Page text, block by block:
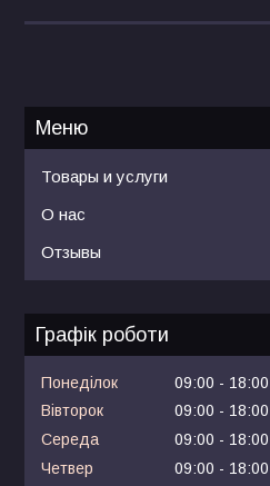
Товары и услуги
О нас
Отзывы
Графік роботи
Понеділок 09:00
18:00
Вівторок
09:00
18:00
Середа
09:00
18:00
Четвер
09:00
18:00